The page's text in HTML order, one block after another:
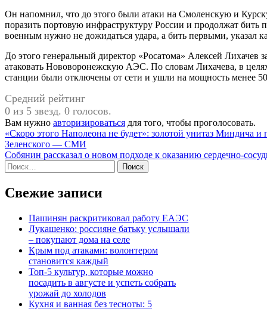
Он напомнил, что до этого были атаки на Смоленскую и
поразить портовую инфраструктуру России и продолжат
военным нужно не дожидаться удара, а бить первыми, указал
До этого генеральный директор «Росатома» Алексей
атаковать Нововоронежскую АЭС. По словам Лихачева, в
станции были отключены от сети и ушли на мощность менее
Средний рейтинг
0 из 5 звезд. 0 голосов.
Вам нужно авторизироваться для того, чтобы проголосовать.
Навигация
по
записям
«Скоро этого Наполеона не будет»: золотой унитаз Миндича
Зеленского — СМИ
Собянин рассказал о новом подходе к оказанию сердечно-
Найти:
Свежие записи
Пашинян раскритиковал работу ЕАЭС
Лукашенко: россияне батьку услышали
– покупают дома на селе
Крым под атаками: волонтером
становится каждый
Топ-5 культур, которые можно
посадить в августе и успеть собрать
урожай до холодов
Кухня и ванная без тесноты: 5